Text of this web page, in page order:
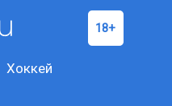
Хоккей